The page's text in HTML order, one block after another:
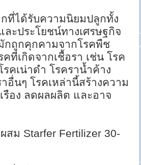
กที่ได้รับความนิยมปลูกทั้ง
ะประโยชน์ทางเศรษฐกิจ
กถูกคุกคามจากโรคพืช
คที่เกิดจากเชื้อรา เช่น โรค
คเน่าดำ โรคราน้ำค้าง
อื่นๆ โรคเหล่านี้สร้างความ
รือง ลดผลผลิต และอาจ
สม Starfer Fertilizer 30-